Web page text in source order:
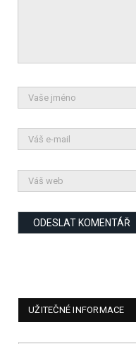
UŽITEČNÉ INFORMACE